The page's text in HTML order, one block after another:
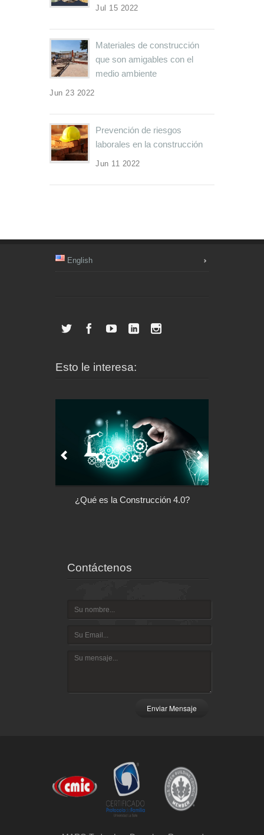
Jul 15 2022
Materiales de construcción
que son amigables con el
medio ambiente
Jun 23 2022
Prevención de riesgos
laborales en la construcción
Jun 11 2022
English
Esto le interesa:
¿Qué es la Construcción 4.0?
Contáctenos
Enviar Mensaje